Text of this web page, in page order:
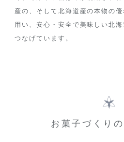
産の、そして北海道産の本物の
用い、安心・安全で美味しい北
つなげています。
お菓子づくり